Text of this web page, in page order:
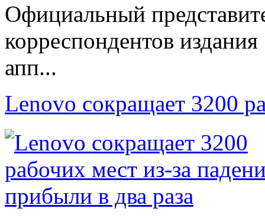
Официальный
корреспондентов
апп...
Lenovo сокращает 3200